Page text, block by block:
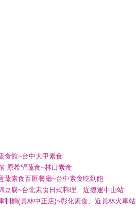
食館~台中大甲素食
-原希望蔬食~林口素食
蔬素食百匯餐廳~台中素食吃到飽
豆腐~台北素食日式料理、近捷運中山站
制麵(員林中正店)~彰化素食、近員林火車站